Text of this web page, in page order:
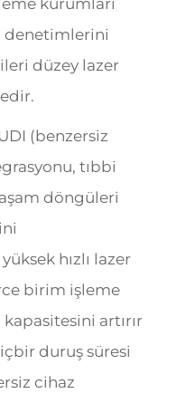
kurumları
denetimlerini
ileri düzey lazer
(benzersiz
tıbbi
döngüleri
hızlı lazer
birim işleme
artırır
duruş süresi
cihaz